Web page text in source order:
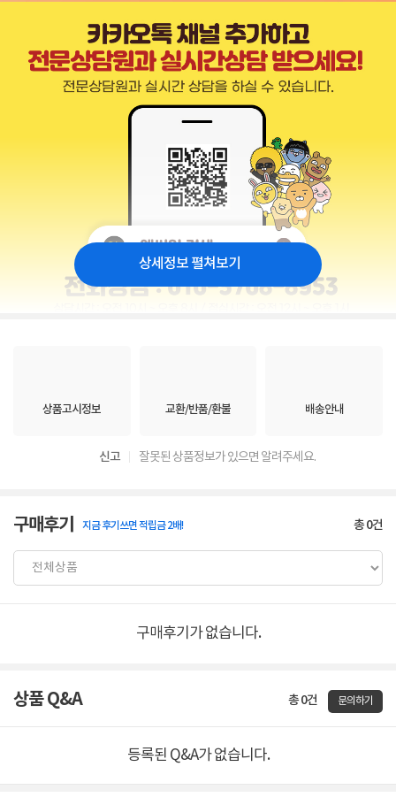
상세정보 펼쳐보기
상품고시정보 교환/반품/환불 배송안내
신고 잘못된 상품정보가 있으면 알려주세요.
구매후기 지금 후기쓰면 적립금 2배! 총0건
구매후기가 없습니다.
상품 Q&A 총 0건 문의하기
등록된 Q&A가 없습니다.